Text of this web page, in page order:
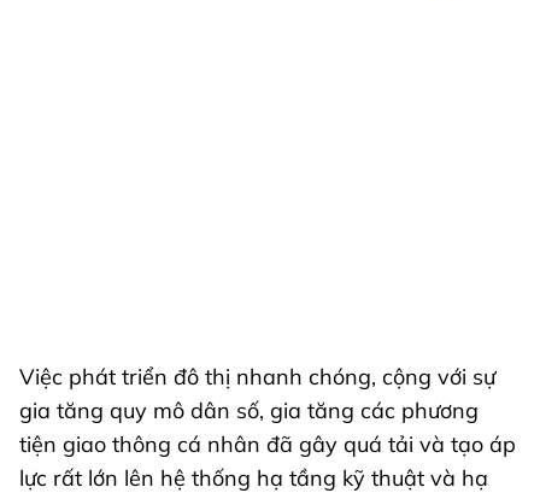
Việc phát triển đô thị nhanh chóng, cộng với sự
gia tăng quy mô dân số, gia tăng các phương
tiện giao thông cá nhân đã gây quá tải và tạo áp
lực rất lớn lên hệ thống hạ tầng kỹ thuật và hạ